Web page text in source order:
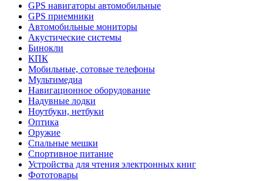
GPS навигаторы автомобильные
GPS приемники
Автомобильные мониторы
Акустические системы
Бинокли
КПК
Мобильные, сотовые телефоны
Мультимедиа
Навигационное оборудование
Надувные лодки
Ноутбуки, нетбуки
Оптика
Оружие
Спальные мешки
Спортивное питание
Устройства для чтения электронных книг
Фототовары